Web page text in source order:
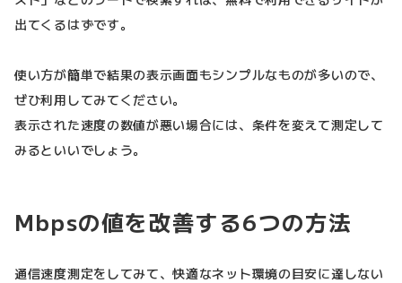
出てくるはずです。
使い方が簡単で結果の表示画面もシンプルなものが多いので、
ぜひ利用してみてください。
表示された速度の数値が悪い場合には、条件を変えて測定して
みるといいでしょう。
Mbpsの値を改善する6つの方法
通信速度測定をしてみて、快適なネット環境の目安に達しない